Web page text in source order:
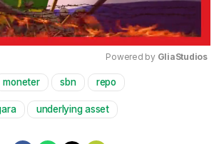
Powered by GliaStudios
moneter sbn repo
underlying asset